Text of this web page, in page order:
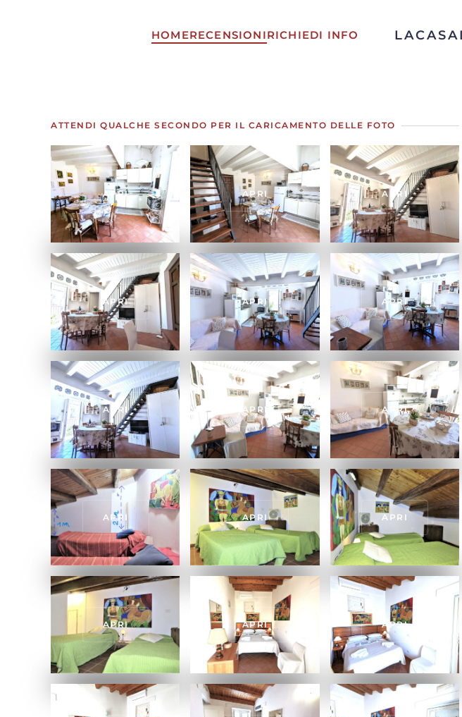
HOMERECENSIONIRICHIEDI INFO
ATTENDI QUALCHE SECONDO PER IL CARICAMENTO DELLE FOTO
APRI APRI APRI
APRI APRI APRI
APRI APRI APRI
APRI APRI APRI
APRI APRI APRI